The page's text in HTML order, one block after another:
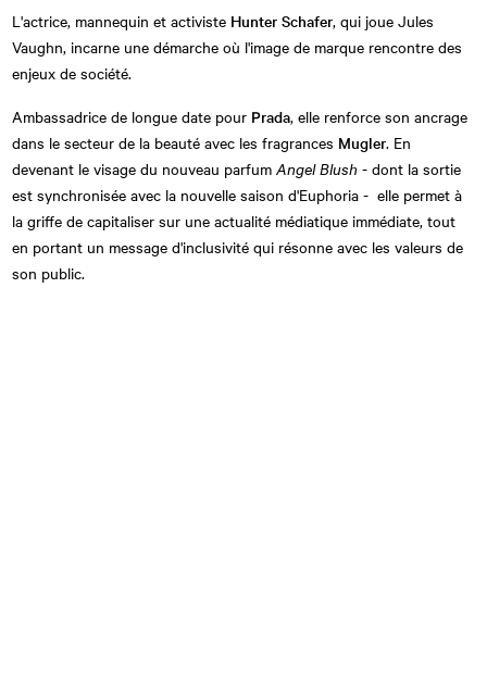
L'actrice, mannequin et activiste Hunter Schafer, qui joue Jules
Vaughn, incarne une démarche où l'image de marque rencontre des
enjeux de société.
Ambassadrice de longue date pour Prada, elle renforce son ancrage
dans le secteur de la beauté avec les fragrances Mugler. En
devenant le visage du nouveau parfumAngel Blush - dont la sortie
est synchronisée avec la nouvelle saison d'Euphoria - elle permet à
la griffe de capitaliser sur une actualité médiatique immédiate, tout
en portant un message d'inclusivité qui résonne avec les valeurs de
son public.